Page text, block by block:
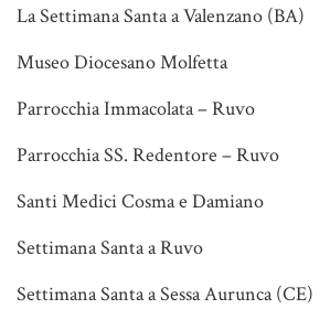
La Settimana Santa a Valenzano (BA)
Museo Diocesano Molfetta
Parrocchia Immacolata – Ruvo
Parrocchia SS. Redentore – Ruvo
Santi Medici Cosma e Damiano
Settimana Santa a Ruvo
Settimana Santa a Sessa Aurunca (CE)